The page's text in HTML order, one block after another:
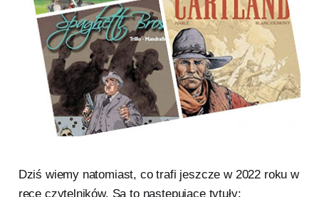
Dziś wiemy natomiast, co trafi jeszcze w 2022 roku w
ręce czytelników. Są to następujące tytuły: